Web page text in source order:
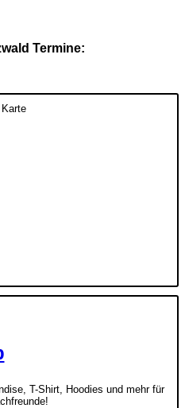
Termine:
T-Shirt, Hoodies und mehr für